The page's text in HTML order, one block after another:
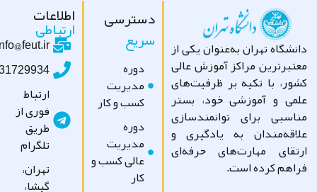
تهران به‌عنوان یکی از
مراکز آموزش عالی
با تکیه بر ظرفیت‌های
و آموزشی خود، بستر
برای توانمندسازی
به یادگیری و
مهارت‌های حرفه‌ای
کرده است.
دسترسی
سریع
مدیریت
کسب و کار
مدیریت
عالی کسب و
اطلاعات
ارتباطی
info@feut.ir
09031729934
ارتباط
فوری از
طریق
تلگرام
تهران،
گیشا،